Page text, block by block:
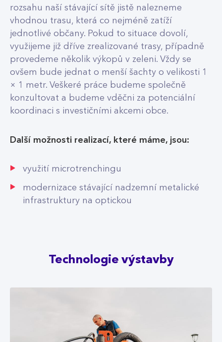
rozsahu naší stávající sítě jistě nalezneme
vhodnou trasu, která co nejméně zatíží
jednotlivé občany. Pokud to situace dovolí,
využijeme již dříve zrealizované trasy, případně
provedeme několik výkopů v zeleni. Vždy se
ovšem bude jednat o menší šachty o velikosti 1
× 1 metr. Veškeré práce budeme společně
konzultovat a budeme vděčni za potenciální
koordinaci s investičními akcemi obce.
Další možnosti realizací, které máme, jsou:
využití microtrenchingu
modernizace stávající nadzemní metalické
infrastruktury na optickou
Technologie výstavby